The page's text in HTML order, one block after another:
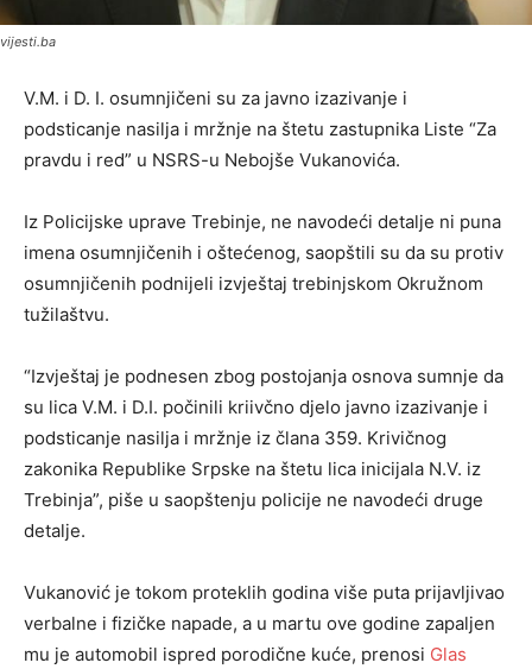
vijesti.ba
V.M. i D. I. osumnjičeni su za javno izazivanje i
podsticanje nasilja i mržnje na štetu zastupnika Liste “Za
pravdu i red” u NSRS-u Nebojše Vukanovića.
Iz Policijske uprave Trebinje, ne navodeći detalje ni puna
imena osumnjičenih i oštećenog, saopštili su da su protiv
osumnjičenih podnijeli izvještaj trebinjskom Okružnom
tužilaštvu.
“Izvještaj je podnesen zbog postojanja osnova sumnje da
su lica V.M. i D.I. počinili kriivčno djelo javno izazivanje i
podsticanje nasilja i mržnje iz člana 359. Krivičnog
zakonika Republike Srpske na štetu lica inicijala N.V. iz
Trebinja”, piše u saopštenju policije ne navodeći druge
detalje.
Vukanović je tokom proteklih godina više puta prijavljivao
verbalne i fizičke napade, a u martu ove godine zapaljen
mu je automobil ispred porodične kuće, prenosi Glas